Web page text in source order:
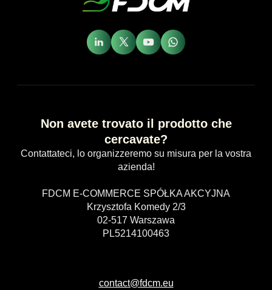
Non avete trovato il prodotto che
cercavate?
Contattateci, lo organizzeremo su misura per la vostra
azienda!
FDCM E-COMMERCE SPÓŁKA AKCYJNA
Krzysztofa Komedy 2/3
02-517 Warszawa
PL5214100463
contact@fdcm.eu